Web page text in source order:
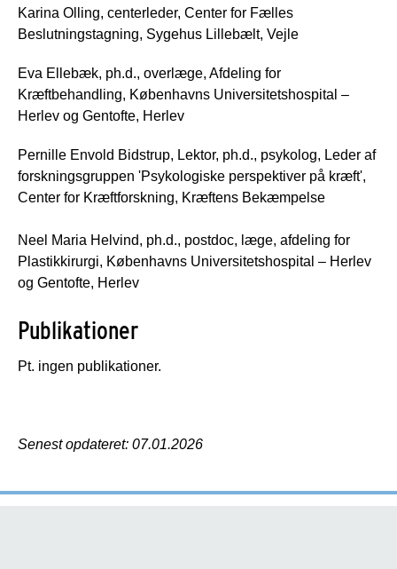
Karina Olling, centerleder, Center for Fælles
Beslutningstagning, Sygehus Lillebælt, Vejle
Eva Ellebæk, ph.d., overlæge, Afdeling for
Kræftbehandling, Københavns Universitetshospital –
Herlev og Gentofte, Herlev
Pernille Envold Bidstrup, Lektor, ph.d., psykolog, Leder af
forskningsgruppen 'Psykologiske perspektiver på kræft',
Center for Kræftforskning, Kræftens Bekæmpelse
Neel Maria Helvind, ph.d., postdoc, læge, afdeling for
Plastikkirurgi, Københavns Universitetshospital – Herlev
og Gentofte, Herlev
Publikationer
Pt. ingen publikationer.
Senest opdateret: 07.01.2026